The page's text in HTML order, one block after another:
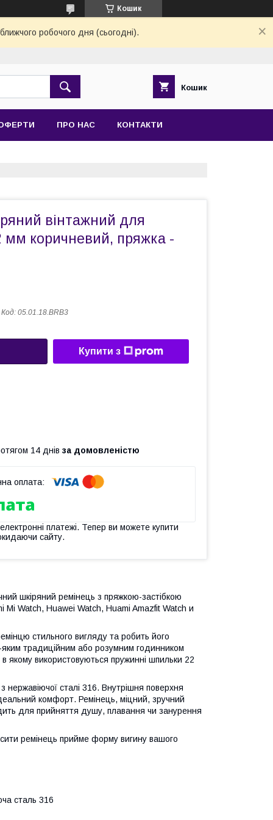
Кошик
робочого дня (сьогодні).
Кошик
ПРО НАС КОНТАКТИ
вінтажний для
мм коричневий, пряжка -
Код: 05.01.18.BRB3
Купити з
14 днів за домовленістю
платежі. Тепер ви можете купити
сайту.
шкіряний ремінець з пряжкою-застібкою
Watch, Huawei Watch, Huami Amazfit Watch и
стильного вигляду та робить його
традиційним або розумним годинником
якому використовуються пружинні шпильки 22
нержавіючої сталі 316. Внутрішня поверхня
комфорт. Ремінець, міцний, зручний
для прийняття душу, плавання чи занурення
ремінець прийме форму вигину вашого
сталь 316